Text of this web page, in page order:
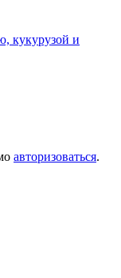
кукурузой и
авторизоваться.